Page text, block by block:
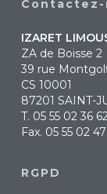
Contactez-
IZARET
ZA de Boisse 2
39 rue
CS 10001
87201 SAINT-
T. 05 55 02 36
Fax. 05 55 02 47
RGPD